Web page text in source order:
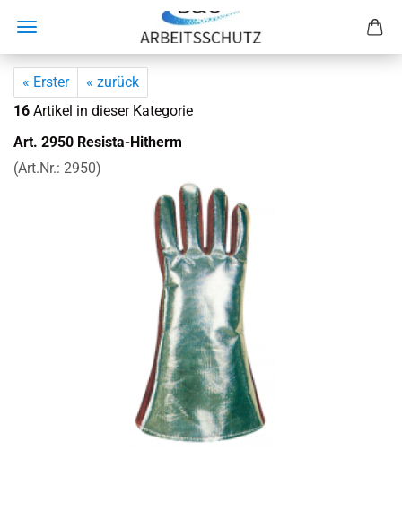
« Erster
« zurück
16 Artikel in dieser Kategorie
Art. 2950 Resista-​Hitherm
(Art.Nr.: 2950)